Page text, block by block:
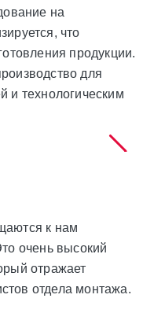
на
что
продукции.
для
и технологическим
к нам
очень высокий
отражает
отдела монтажа.